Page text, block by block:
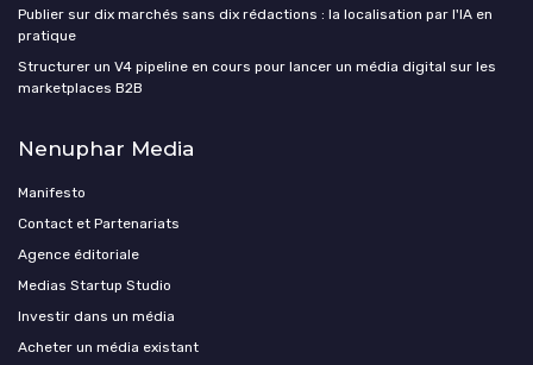
Publier sur dix marchés sans dix rédactions : la localisation par l'IA en
pratique
Structurer un V4 pipeline en cours pour lancer un média digital sur les
marketplaces B2B
Nenuphar Media
Manifesto
Contact et Partenariats
Agence éditoriale
Medias Startup Studio
Investir dans un média
Acheter un média existant